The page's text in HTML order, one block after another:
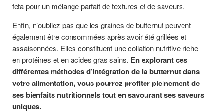
feta pour un mélange parfait de textures et de saveurs.
Enfin, n’oubliez pas que les graines de butternut peuvent
également être consommées après avoir été grillées et
assaisonnées. Elles constituent une collation nutritive riche
en protéines et en acides gras sains. En explorant ces
différentes méthodes d’intégration de la butternut dans
votre alimentation, vous pourrez profiter pleinement de
ses bienfaits nutritionnels tout en savourant ses saveurs
uniques.